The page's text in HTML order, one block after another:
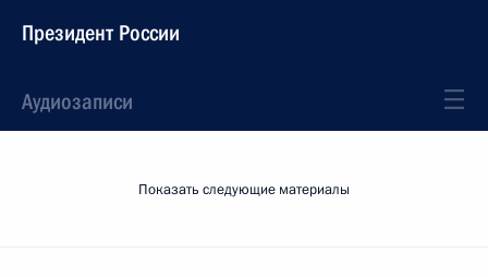
Президент России
Аудиозаписи
Показать следующие материалы